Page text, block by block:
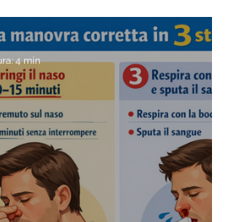
ORL e patologie di confine
4 min